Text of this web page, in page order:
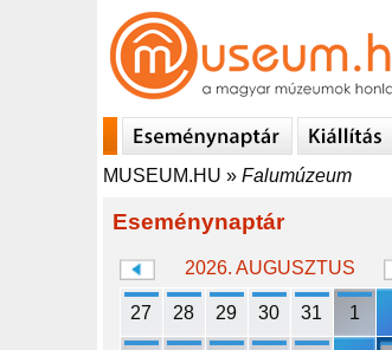
MUSEUM.HU » Falumúzeum
Eseménynaptár
2026. AUGUSZTUS
27 28 29 30 31 1